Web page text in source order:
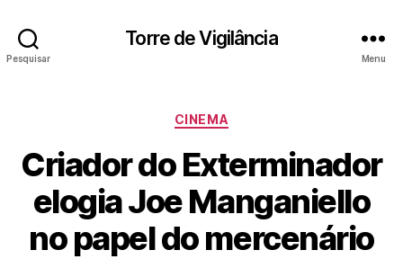
Pesquisar
Torre de Vigilância
Menu
Categorias
CINEMA
Criador do Exterminador
elogia Joe Manganiello
no papel do mercenário